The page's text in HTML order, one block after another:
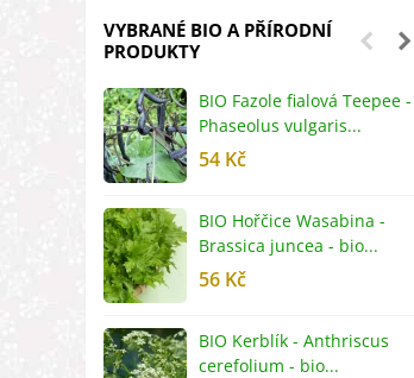
VYBRANÉ BIO A PŘÍRODNÍ
PRODUKTY
BIO Fazole fialová Teepee -
Phaseolus vulgaris...
54 Kč
BIO Hořčice Wasabina -
Brassica juncea - bio...
56 Kč
BIO Kerblík - Anthriscus
cerefolium - bio...